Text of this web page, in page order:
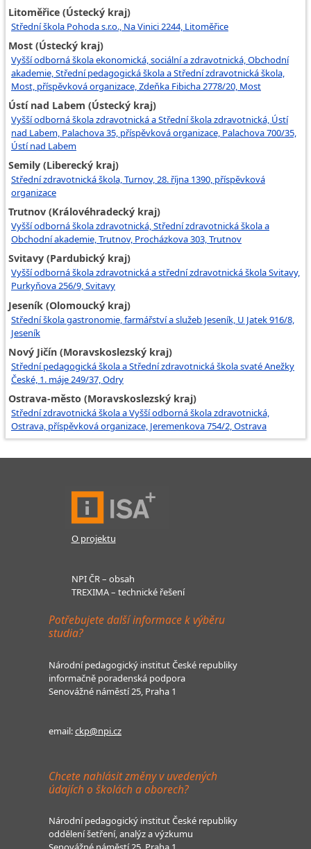
Litoměřice (Ústecký kraj)
Střední škola Pohoda s.r.o., Na Vinici 2244, Litoměřice
Most (Ústecký kraj)
Vyšší odborná škola ekonomická, sociální a zdravotnická, Obchodní
akademie, Střední pedagogická škola a Střední zdravotnická škola,
Most, příspěvková organizace, Zdeňka Fibicha 2778/20, Most
Ústí nad Labem (Ústecký kraj)
Vyšší odborná škola zdravotnická a Střední škola zdravotnická, Ústí
nad Labem, Palachova 35, příspěvková organizace, Palachova 700/35,
Ústí nad Labem
Semily (Liberecký kraj)
Střední zdravotnická škola, Turnov, 28. října 1390, příspěvková
organizace
Trutnov (Královéhradecký kraj)
Vyšší odborná škola zdravotnická, Střední zdravotnická škola a
Obchodní akademie, Trutnov, Procházkova 303, Trutnov
Svitavy (Pardubický kraj)
Vyšší odborná škola zdravotnická a střední zdravotnická škola Svitavy,
Purkyňova 256/9, Svitavy
Jeseník (Olomoucký kraj)
Střední škola gastronomie, farmářství a služeb Jeseník, U Jatek 916/8,
Jeseník
Nový Jičín (Moravskoslezský kraj)
Střední pedagogická škola a Střední zdravotnická škola svaté Anežky
České, 1. máje 249/37, Odry
Ostrava-město (Moravskoslezský kraj)
Střední zdravotnická škola a Vyšší odborná škola zdravotnická,
Ostrava, příspěvková organizace, Jeremenkova 754/2, Ostrava
O projektu
NPI ČR – obsah
TREXIMA – technické řešení
Potřebujete další informace k výběru
studia?
Národní pedagogický institut České republiky
informačně poradenská podpora
Senovážné náměstí 25, Praha 1
email:ckp@npi.cz
Chcete nahlásit změny v uvedených
údajích o školách a oborech?
Národní pedagogický institut České republiky
oddělení šetření, analýz a výzkumu